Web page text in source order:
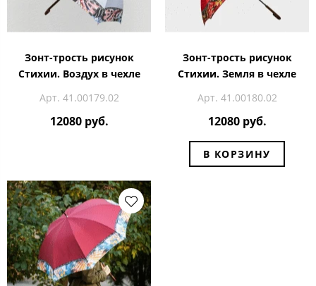
Зонт-трость рисунок
Стихии. Воздух в чехле
Арт. 41.00179.02
12080 руб.
Зонт-трость рисунок
Стихии. Земля в чехле
Арт. 41.00180.02
12080 руб.
В КОРЗИНУ